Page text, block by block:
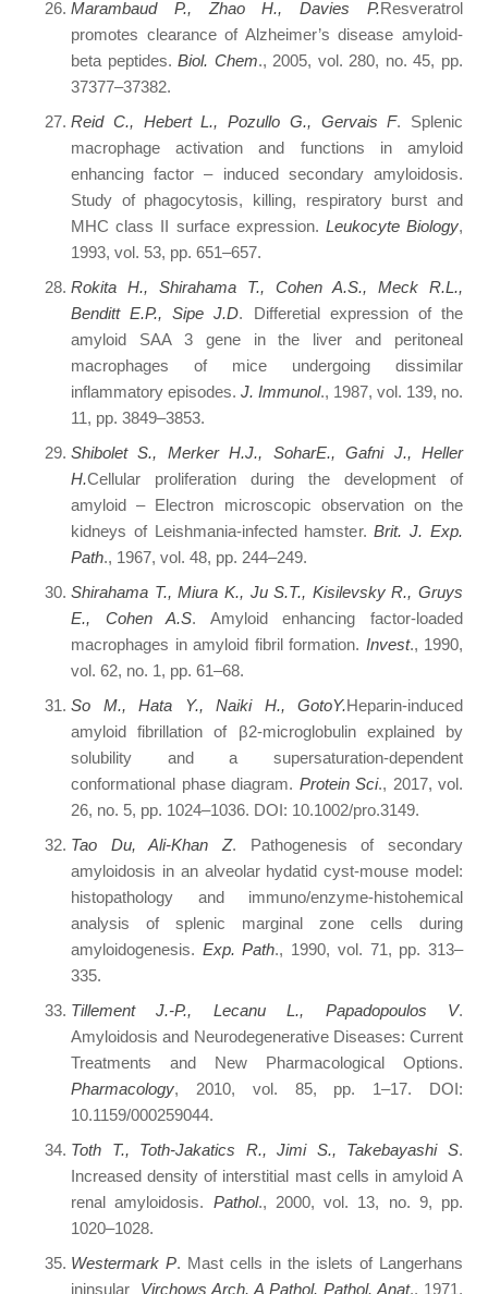
Marambaud P., Zhao H., Davies P.Resveratrol
promotes clearance of Alzheimer’s disease amyloid-
beta peptides.Biol. Chem., 2005, vol. 280, no. 45, pp.
37377–37382.
Reid C., Hebert L., Pozullo G., Gervais F. Splenic
macrophage activation and functions in amyloid
enhancing factor – induced secondary amyloidosis.
Study of phagocytosis, killing, respiratory burst and
MHC class II surface expression. Leukocyte Biology,
1993, vol. 53, pp. 651–657.
Rokita H., Shirahama T., Cohen A.S., Meck R.L.,
Benditt E.P., Sipe J.D. Differetial expression of the
amyloid SAA 3 gene in the liver and peritoneal
macrophages of mice undergoing dissimilar
inflammatory episodes. J. Immunol., 1987, vol. 139, no.
11, pp. 3849–3853.
Shibolet S., Merker H.J., SoharE., Gafni J., Heller
H.Cellular proliferation during the development of
amyloid – Electron microscopic observation on the
kidneys of Leishmania-infected hamster.Brit. J. Exp.
Path., 1967, vol. 48, pp. 244–249.
Shirahama T., Miura K., Ju S.T., Kisilevsky R., Gruys
E., Cohen A.S. Amyloid enhancing factor-loaded
macrophages in amyloid fibril formation. Invest., 1990,
vol. 62, no. 1, pp. 61–68.
So M., Hata Y., Naiki H., GotoY.Heparin-induced
amyloid fibrillation of β2‑microglobulin explained by
solubility and a supersaturation-dependent
conformational phase diagram. Protein Sci., 2017, vol.
26, no. 5, pp. 1024–1036. DOI: 10.1002/pro.3149.
Tao Du, Ali-Khan Z. Pathogenesis of secondary
amyloidosis in an alveolar hydatid cyst-mouse model:
histopathology and immuno/enzyme-histohemical
analysis of splenic marginal zone cells during
amyloidogenesis. Exp. Path., 1990, vol. 71, pp. 313–
335.
Tillement J.-P., Lecanu L., Papadopoulos V.
Amyloidosis and Neurodegenerative Diseases: Current
Treatments and New Pharmacological Options.
Pharmacology, 2010, vol. 85, pp. 1–17. DOI:
10.1159/000259044.
Toth T., Toth-Jakatics R., Jimi S., Takebayashi S.
Increased density of interstitial mast cells in amyloid A
renal amyloidosis. Pathol., 2000, vol. 13, no. 9, pp.
1020–1028.
Westermark P. Mast cells in the islets of Langerhans
ininsular
Virchows Arch. A Pathol. Pathol. Anat., 1971,